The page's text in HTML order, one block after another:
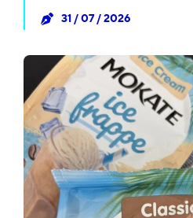
31 / 07 / 2026